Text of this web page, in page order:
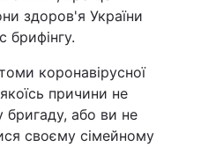
здоров'я України
брифінгу.
коронавірусної
причини не
бригаду, або ви не
своєму сімейному